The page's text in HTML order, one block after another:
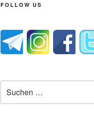
FOLLOW US
nach: